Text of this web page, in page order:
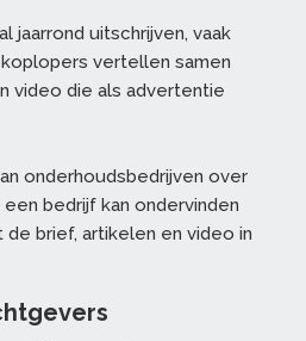
jaarrond uitschrijven, vaak
vertellen samen
video die als advertentie
onderhoudsbedrijven over
bedrijf kan ondervinden
brief, artikelen en video in